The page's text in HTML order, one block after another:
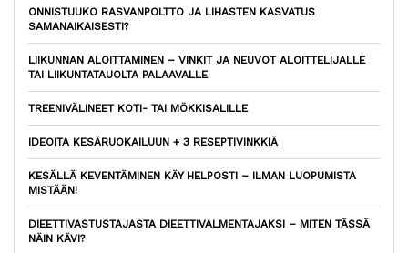
ONNISTUUKO RASVANPOLTTO JA LIHASTEN KASVATUS
SAMANAIKAISESTI?
LIIKUNNAN ALOITTAMINEN – VINKIT JA NEUVOT ALOITTELIJALLE
TAI LIIKUNTATAUOLTA PALAAVALLE
TREENIVÄLINEET KOTI- TAI MÖKKISALILLE
IDEOITA KESÄRUOKAILUUN + 3 RESEPTIVINKKIÄ
KESÄLLÄ KEVENTÄMINEN KÄY HELPOSTI – ILMAN LUOPUMISTA
MISTÄÄN!
DIEETTIVASTUSTAJASTA DIEETTIVALMENTAJAKSI – MITEN TÄSSÄ
NÄIN KÄVI?